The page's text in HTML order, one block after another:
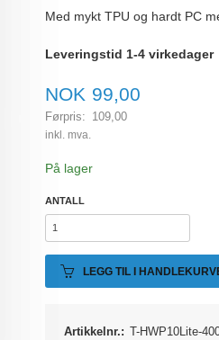
Med mykt TPU og hardt PC
Leveringstid 1-4 virkedager
Tilbud
NOK 99,00
Førpris: 109,00
Rabatt
inkl. mva.
På lager
ANTALL
LEGG TIL I
Artikkelnr.: T-HWP10Lite-